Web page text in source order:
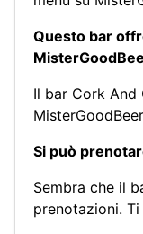
Questo bar
Il bar Cork And
Si può
Sembra che il
prenotazioni. Ti